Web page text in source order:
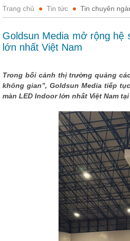
Trang chủ Tin tức Tin chuyên
Goldsun Media mở rộng hệ
lớn nhất Việt Nam
Trong bối cảnh thị trường quảng
không gian”, Goldsun Media tiếp
màn LED Indoor lớn nhất Việt Nam